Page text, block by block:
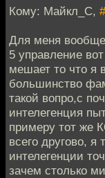
Кому: Майкл_С,
Для меня вообще
5 управление
мешает то что я
большинство
такой вопро,с
интелегенция
примеру тот же
всего другово, я
интелегенции
зачем столько